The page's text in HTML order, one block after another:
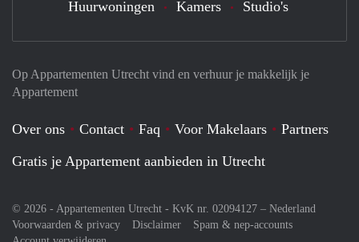
Op Appartementen Utrecht vind en verhuur je makkelijk je
Appartement
Over ons Contact Faq Voor Makelaars
Partners
Gratis je Appartement aanbieden in Utrecht
© 2026 - Appartementen Utrecht - KvK nr. 02094127 – Nederland
Voorwaarden & privacy
Disclaimer
Spam & nep-accounts
Huurwoningen Kamers Studio's